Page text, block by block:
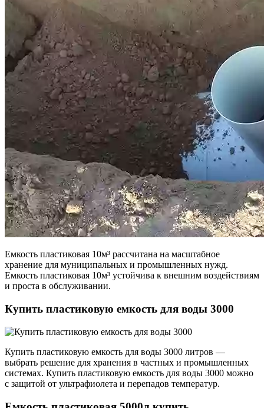
Емкость пластиковая 10м³ рассчитана на масштабное
хранение для муниципальных и промышленных нужд.
Емкость пластиковая 10м³ устойчива к внешним воздействиям
и проста в обслуживании.
Купить пластиковую емкость для воды 3000
Купить пластиковую емкость для воды 3000 литров —
выбрать решение для хранения в частных и промышленных
системах. Купить пластиковую емкость для воды 3000 можно
с защитой от ультрафиолета и перепадов температур.